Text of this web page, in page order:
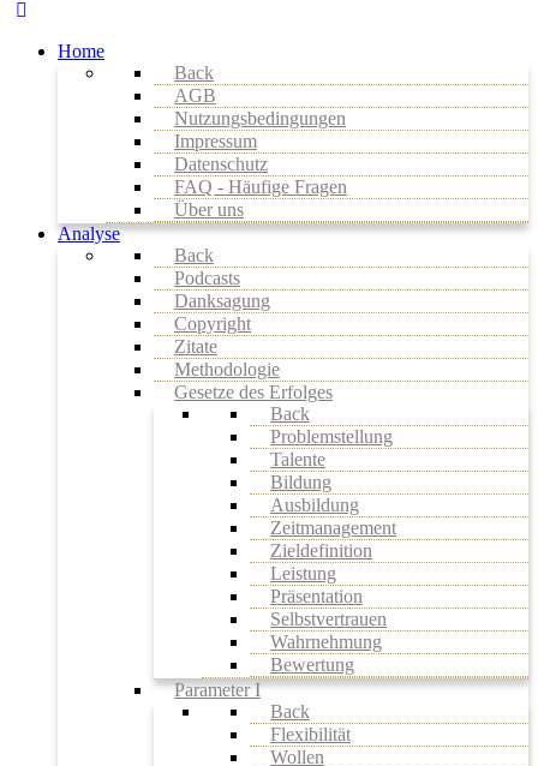
Home
Back
AGB
Nutzungsbedingungen
Impressum
Datenschutz
FAQ - Häufige Fragen
Über uns
Analyse
Back
Podcasts
Danksagung
Copyright
Zitate
Methodologie
Gesetze des Erfolges
Back
Problemstellung
Talente
Bildung
Ausbildung
Zeitmanagement
Zieldefinition
Leistung
Präsentation
Selbstvertrauen
Wahrnehmung
Bewertung
Parameter I
Back
Flexibilität
Wollen